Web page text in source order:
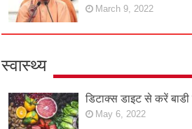
March 9, 2022
स्वास्थ्य
डिटाक्स डाइट से करें
May 6, 2022